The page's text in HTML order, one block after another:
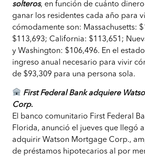
solteros, en función de cuánto
ganar los residentes cada año para
cómodamente son: Massachusetts:
$113,693; California: $113,651;
y Washington: $106,496. En el
ingreso anual necesario para vivir
de $93,309 para una persona sola.
First Federal Bank adquiere
Corp.
El banco comunitario First Federal
Florida, anunció el jueves que llegó
adquirir Watson Mortgage Corp.,
de préstamos hipotecarios al por